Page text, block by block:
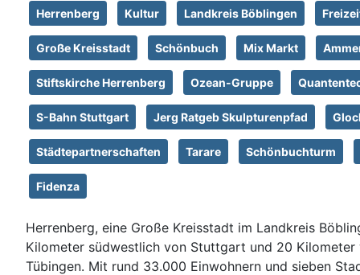
Herrenberg Kultur Landkreis Böblingen
Große Kreisstadt Schönbuch Mix Markt
Stiftskirche Herrenberg Ozean-Gruppe
S-Bahn Stuttgart Jerg Ratgeb Skulpturenpfad
Städtepartnerschaften Tarare Schönbuchturm
Fidenza
Herrenberg, eine Große Kreisstadt im Landkreis
Kilometer südwestlich von Stuttgart und 20 Kilometer
Tübingen. Mit rund 33.000 Einwohnern und sieben